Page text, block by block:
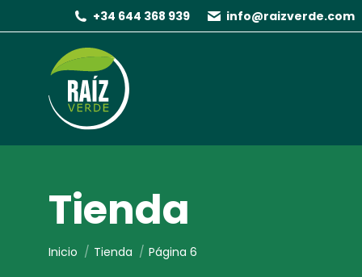
+34 644 368 939 info@raizverde.com
Tienda
Estás aquí:
Inicio Tienda Página 6